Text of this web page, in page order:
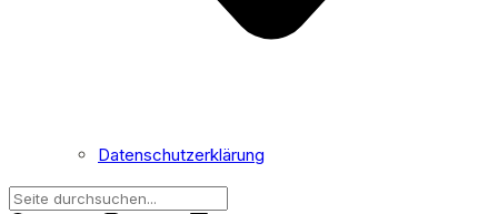
Datenschutzerklärung